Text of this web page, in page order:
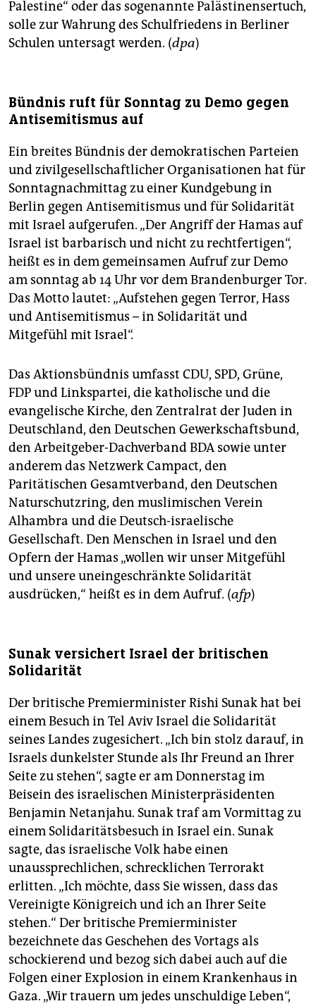
Palestine“ oder das sogenannte Palästinensertuch,
solle zur Wahrung des Schulfriedens in Berliner
Schulen untersagt werden. (dpa)
Bündnis ruft für Sonntag zu Demo gegen
Antisemitismus auf
Ein breites Bündnis der demokratischen Parteien
und zivilgesellschaftlicher Organisationen hat für
Sonntagnachmittag zu einer Kundgebung in
Berlin gegen Antisemitismus und für Solidarität
mit Israel aufgerufen. „Der Angriff der Hamas auf
Israel ist barbarisch und nicht zu rechtfertigen“,
heißt es in dem gemeinsamen Aufruf zur Demo
am sonntag ab 14 Uhr vor dem Brandenburger Tor.
Das Motto lautet: „Aufstehen gegen Terror, Hass
und Antisemitismus – in Solidarität und
Mitgefühl mit Israel“.
Das Aktionsbündnis umfasst CDU, SPD, Grüne,
FDP und Linkspartei, die katholische und die
evangelische Kirche, den Zentralrat der Juden in
Deutschland, den Deutschen Gewerkschaftsbund,
den Arbeitgeber-Dachverband BDA sowie unter
anderem das Netzwerk Campact, den
Paritätischen Gesamtverband, den Deutschen
Naturschutzring, den muslimischen Verein
Alhambra und die Deutsch-israelische
Gesellschaft. Den Menschen in Israel und den
Opfern der Hamas „wollen wir unser Mitgefühl
und unsere uneingeschränkte Solidarität
ausdrücken,“ heißt es in dem Aufruf. (afp)
Sunak versichert Israel der britischen
Solidarität
Der britische Premierminister Rishi Sunak hat bei
einem Besuch in Tel Aviv Israel die Solidarität
seines Landes zugesichert. „Ich bin stolz darauf, in
Israels dunkelster Stunde als Ihr Freund an Ihrer
Seite zu stehen“, sagte er am Donnerstag im
Beisein des israelischen Ministerpräsidenten
Benjamin Netanjahu. Sunak traf am Vormittag zu
einem Solidaritätsbesuch in Israel ein. Sunak
sagte, das israelische Volk habe einen
unaussprechlichen, schrecklichen Terrorakt
erlitten. „Ich möchte, dass Sie wissen, dass das
Vereinigte Königreich und ich an Ihrer Seite
stehen.“ Der britische Premierminister
bezeichnete das Geschehen des Vortags als
schockierend und bezog sich dabei auch auf die
Folgen einer Explosion in einem Krankenhaus in
Gaza. „Wir trauern um jedes unschuldige Leben“,